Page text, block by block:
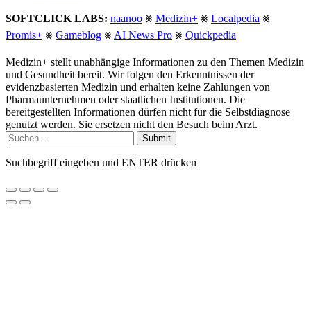
SOFTCLICK LABS: naanoo ⨳ Medizin+ ⨳ Localpedia ⨳
Promis+ ⨳ Gameblog ⨳ AI News Pro ⨳ Quickpedia
Medizin+ stellt unabhängige Informationen zu den Themen Medizin
und Gesundheit bereit. Wir folgen den Erkenntnissen der
evidenzbasierten Medizin und erhalten keine Zahlungen von
Pharmaunternehmen oder staatlichen Institutionen. Die
bereitgestellten Informationen dürfen nicht für die Selbstdiagnose
genutzt werden. Sie ersetzen nicht den Besuch beim Arzt.
Submit
Suchbegriff eingeben und ENTER drücken